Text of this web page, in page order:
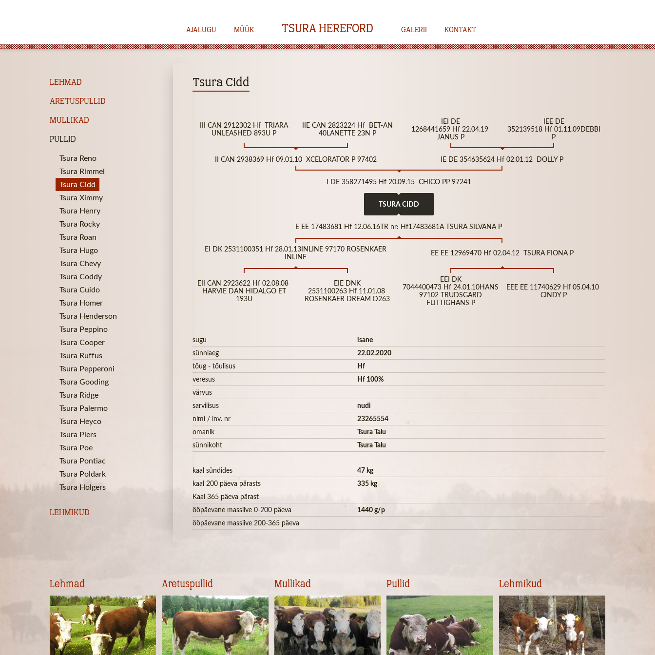
TSURA HEREFORD
AJALUGU MÜÜK GALERII KONTAKT
LEHMAD
ARETUSPULLID
MULLIKAD
PULLID
Tsura Reno
Tsura Rimmel
Tsura Cidd
Tsura Ximmy
Tsura Henry
Tsura Rocky
Tsura Roan
Tsura Hugo
Tsura Chevy
Tsura Coddy
Tsura Cuido
Tsura Homer
Tsura Henderson
Tsura Peppino
Tsura Cooper
Tsura Ruffus
Tsura Pepperoni
Tsura Gooding
Tsura Ridge
Tsura Palermo
Tsura Heyco
Tsura Piers
Tsura Poe
Tsura Pontiac
Tsura Poldark
Tsura Holgers
LEHMIKUD
Tsura Cidd
III CAN 2912302 Hf TRIARA
UNLEASHED 893U P
IIE CAN 2823224 Hf BET-AN
40LANETTE 23N P
IEI DE
1268441659 Hf 22.04.19
JANUS P
IEE DE
352139518 Hf 01.11.09DEBBI
P
II CAN 2938369 Hf 09.01.10 XCELORATOR P 97402 IE DE 354635624 Hf 02.01.12 DOLLY P
I DE 358271495 Hf 20.09.15 CHICO PP 97241
TSURA CIDD
E EE 17483681 Hf 12.06.16TR nr: Hf17483681A TSURA SILVANA P
EI DK 2531100351 Hf 28.01.13INLINE 97170 ROSENKAER
INLINE
EE EE 12969470 Hf 02.04.12 TSURA FIONA P
EII CAN 2923622 Hf 02.08.08
HARVIE DAN HIDALGO ET
193U
EIE DNK
2531100263 Hf 11.01.08
ROSENKAER DREAM D263
EEI DK
7044400473 Hf 24.01.10HANS
97102 TRUDSGARD
FLITTIGHANS P
EEE EE 11740629 Hf 05.04.10
CINDY P
sugu
isane
sünniaeg
22.02.2020
tõug - tõulisus
Hf
veresus
Hf 100%
värvus
sarvilisus
nudi
nimi / inv. nr
23265554
omanik
Tsura Talu
sünnikoht
Tsura Talu
kaal sündides
47 kg
kaal 200 päeva pärasts
335 kg
Kaal 365 päeva pärast
ööpäevane massiive 0-200 päeva
1440 g/p
ööpäevane massiive 200-365 päeva
Lehmad Aretuspullid Mullikad Pullid Lehmikud